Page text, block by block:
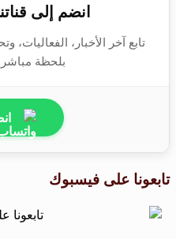
انضم إلى
تابع آخر الأخبار،
بلحظة
تابعونا على فيسبوك